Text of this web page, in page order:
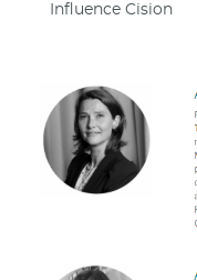
Influence Cision